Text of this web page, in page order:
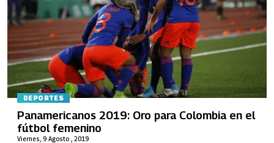
DEPORTES
Viernes, 9 Agosto , 2019
Panamericanos 2019: Oro para Colombia en el
fútbol femenino